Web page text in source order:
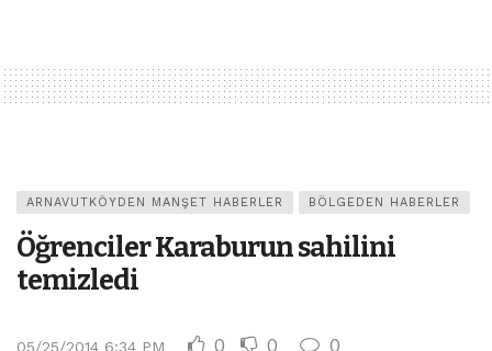
ARNAVUTKÖYDEN MANŞET HABERLER BÖLGEDEN HABERLER
Öğrenciler Karaburun sahilini
temizledi
05/25/2014 6:34 PM 0 0 0